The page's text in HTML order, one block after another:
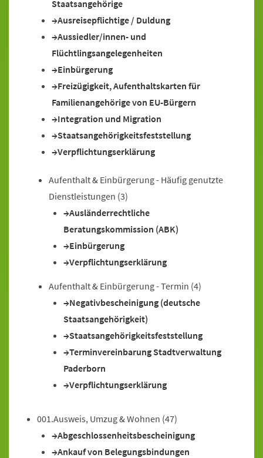
Staatsangehörige
Ausreisepflichtige / Duldung
Aussiedler/innen- und
Flüchtlingsangelegenheiten
Einbürgerung
Freizügigkeit, Aufenthaltskarten für
Familienangehörige von EU-Bürgern
Integration und Migration
Staatsangehörigkeitsfeststellung
Verpflichtungserklärung
Aufenthalt & Einbürgerung - Häufig genutzte
Dienstleistungen (3)
Ausländerrechtliche
Beratungskommission (ABK)
Einbürgerung
Verpflichtungserklärung
Aufenthalt & Einbürgerung - Termin (4)
Negativbescheinigung (deutsche
Staatsangehörigkeit)
Staatsangehörigkeitsfeststellung
Terminvereinbarung Stadtverwaltung
Paderborn
Verpflichtungserklärung
001.Ausweis, Umzug & Wohnen (47)
Abgeschlossenheitsbescheinigung
Ankauf von Belegungsbindungen